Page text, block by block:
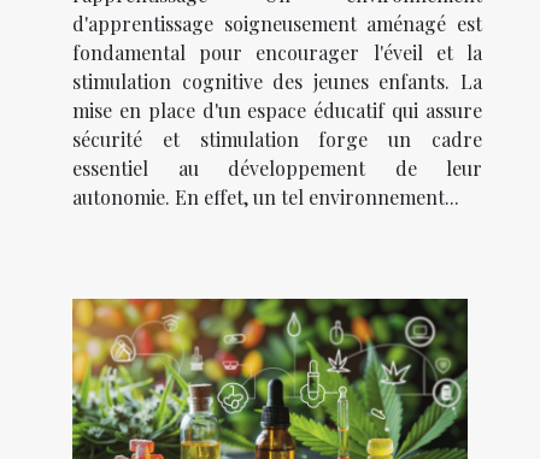
d'apprentissage soigneusement aménagé est
fondamental pour encourager l'éveil et la
stimulation cognitive des jeunes enfants. La
mise en place d'un espace éducatif qui assure
sécurité et stimulation forge un cadre
essentiel au développement de leur
autonomie. En effet, un tel environnement...